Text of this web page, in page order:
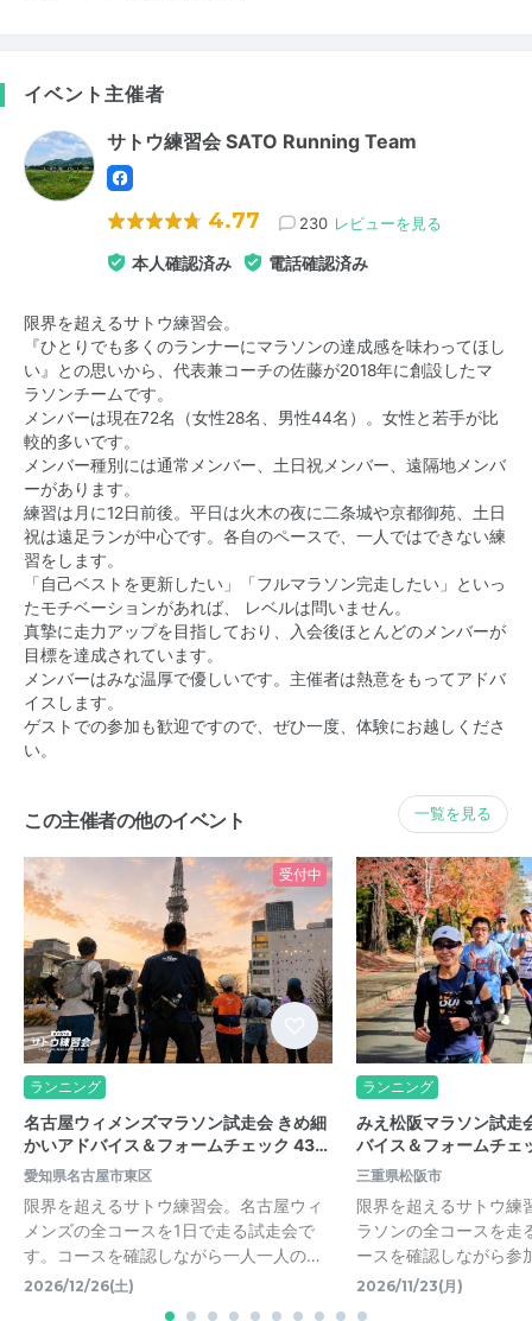
イベント主催者
サトウ練習会 SATO Running Team
4.77 230 レビューを見る
本人確認済み 電話確認済み
限界を超えるサトウ練習会。
『ひとりでも多くのランナーにマラソンの達成感を味わってほし
い』との思いから、代表兼コーチの佐藤が2018年に創設したマ
ラソンチームです。
メンバーは現在72名（女性28名、男性44名）。女性と若手が比
較的多いです。
メンバー種別には通常メンバー、土日祝メンバー、遠隔地メンバ
ーがあります。
練習は月に12日前後。平日は火木の夜に二条城や京都御苑、土日
祝は遠足ランが中心です。各自のペースで、一人ではできない練
習をします。
「自己ベストを更新したい」「フルマラソン完走したい」といっ
たモチベーションがあれば、 レベルは問いません。
真摯に走力アップを目指しており、入会後ほとんどのメンバーが
目標を達成されています。
メンバーはみな温厚で優しいです。主催者は熱意をもってアドバ
イスします。
ゲストでの参加も歓迎ですので、ぜひ一度、体験にお越しくださ
い。
この主催者の他のイベント 一覧を見る
受付中
ランニング
名古屋ウィメンズマラソン試走会 きめ細
かいアドバイス＆フォームチェック 43…
愛知県名古屋市東区
限界を超えるサトウ練習会。名古屋ウィ
メンズの全コースを1日で走る試走会で
す。コースを確認しながら一人一人の…
2026/12/26(土)
ランニング
みえ松阪マラソン試走
バイス＆フォームチェ
三重県松阪市
限界を超えるサトウ練
ラソンの全コースを走
ースを確認しながら参
2026/11/23(月)